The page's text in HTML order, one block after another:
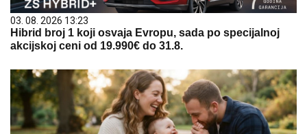
03. 08. 2026 13:23
Hibrid broj 1 koji osvaja Evropu, sada po specijalnoj
akcijskoj ceni od 19.990€ do 31.8.